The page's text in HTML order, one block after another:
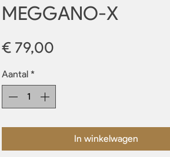
MEGGANO-X
€ 79,00
Aantal *
In winkelwagen